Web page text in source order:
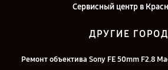
Сервисный центр в
ДРУГИЕ
Ремонт объектива Sony FE 50mm F2.8